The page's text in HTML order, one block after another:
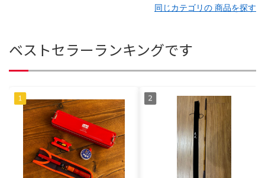
同じカテゴリの 商品を探す
ベストセラーランキングです